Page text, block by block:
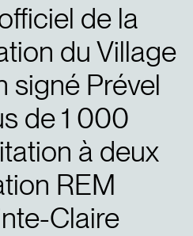
de la
du Village
signé Prével
de 1 000
à deux
REM
Claire